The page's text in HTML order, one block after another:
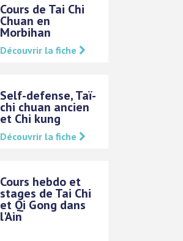
Cours de Tai Chi
Chuan en
Morbihan
Découvrir la fiche
Self-defense, Taï-
chi chuan ancien
et Chi kung
Découvrir la fiche
Cours hebdo et
stages de Tai Chi
et Qi Gong dans
l'Ain